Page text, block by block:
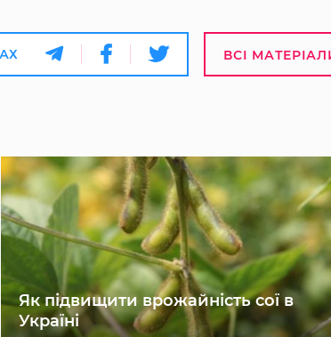
ВСІ
Як підвищити врожайність сої в
Україні